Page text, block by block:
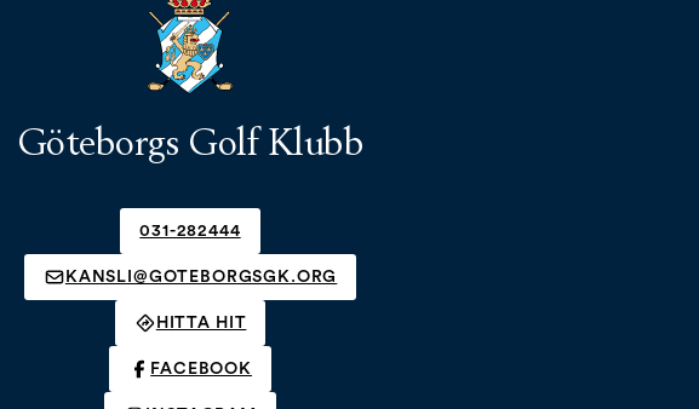
Göteborgs Golf Klubb
031-282444
KANSLI@GOTEBORGSGK.ORG
HITTA HIT
FACEBOOK